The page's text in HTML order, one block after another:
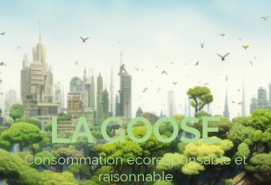
LA GOOSE
Consommation écoresponsable et
raisonnable